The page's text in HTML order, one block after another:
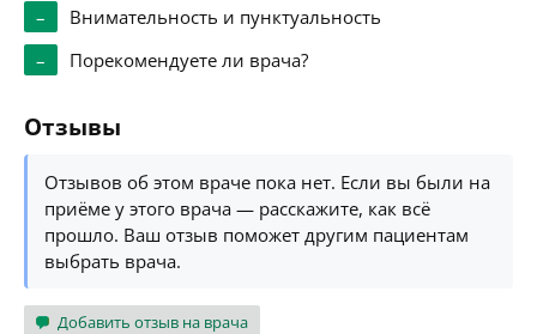
–
Внимательность и пунктуальность
–
Порекомендуете ли врача?
Отзывы
Отзывов об этом враче пока нет. Если вы были на
приёме у этого врача — расскажите, как всё
прошло. Ваш отзыв поможет другим пациентам
выбрать врача.
Добавить отзыв на врача